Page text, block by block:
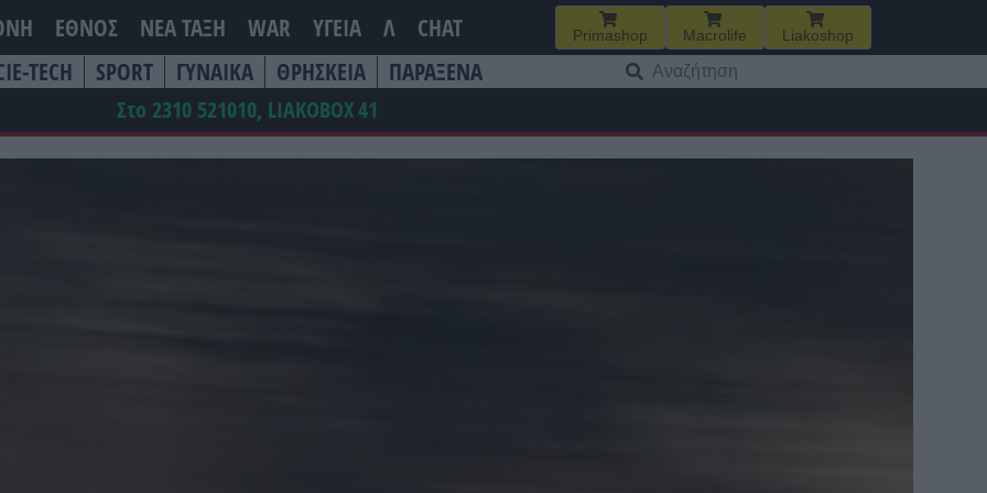
ΕΘΝΟΣ ΝΕΑ ΤΆΞΗ WAR ΥΓΕΙΑ Λ CHAT Primashop Macrolife Liakoshop
TECH SPORT ΓΥΝΑΙΚΑ ΘΡΗΣΚΕΙΑ ΠΑΡΑΞΕΝΑ
για:
Στο 2310 521010, LIAKOBOX41